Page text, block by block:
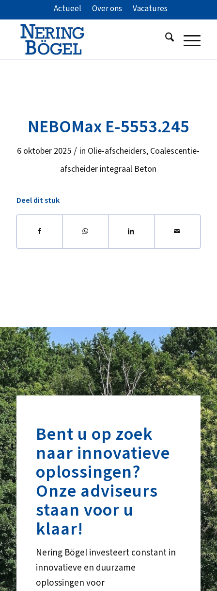
Actueel Over ons Vacatures
NEBOMax E-5553.245
6 oktober 2025 / in Olie-afscheiders, Coalescentie-
afscheider integraal Beton
Deel dit stuk
Bent u op zoek
naar innovatieve
oplossingen?
Onze adviseurs
staan voor u
klaar!
Nering Bögel investeert constant in
innovatieve en duurzame
oplossingen voor